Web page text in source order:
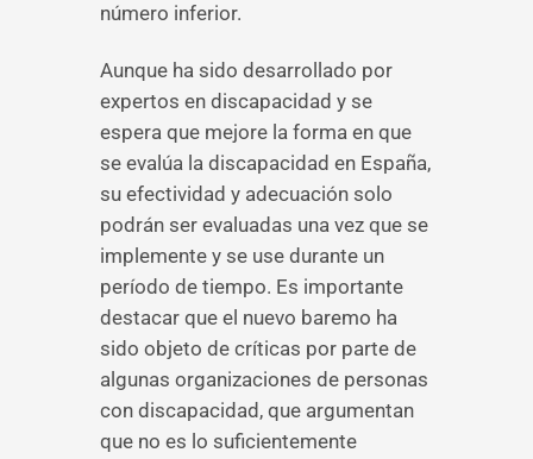
número inferior.
Aunque ha sido desarrollado por
expertos en discapacidad y se
espera que mejore la forma en que
se evalúa la discapacidad en España,
su efectividad y adecuación solo
podrán ser evaluadas una vez que se
implemente y se use durante un
período de tiempo. Es importante
destacar que el nuevo baremo ha
sido objeto de críticas por parte de
algunas organizaciones de personas
con discapacidad, que argumentan
que no es lo suficientemente